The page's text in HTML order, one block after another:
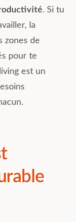
. Si tu
la
zones de
pour te
est un